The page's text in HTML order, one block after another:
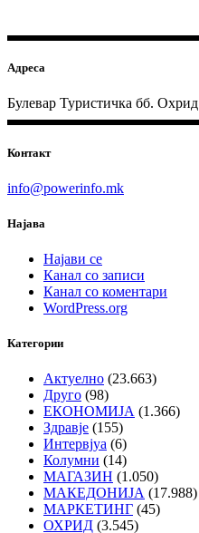
Адреса
Булевар Туристичка бб. Охрид
Контакт
info@powerinfo.mk
Најава
Најави се
Канал со записи
Канал со коментари
WordPress.org
Категории
Актуелно (23.663)
Друго (98)
ЕКОНОМИЈА (1.366)
Здравје (155)
Интервјуа (6)
Колумни (14)
МАГАЗИН (1.050)
МАКЕДОНИЈА (17.988)
МАРКЕТИНГ (45)
ОХРИД (3.545)